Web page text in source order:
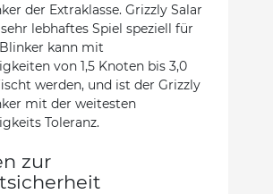
der Extraklasse. Grizzly Salar
lebhaftes Spiel speziell für
kann mit
von 1,5 Knoten bis 3,0
werden, und ist der Grizzly
mit der weitesten
Toleranz.
zur